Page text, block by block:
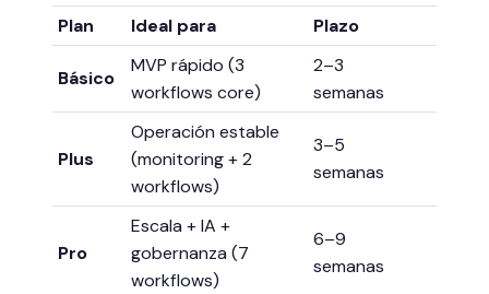
Plan Ideal para Plazo
Básico
MVP rápido (3
workflows core)
2–3
semanas
Plus
Operación estable
(monitoring + 2
workflows)
3–5
semanas
Pro
Escala + IA +
gobernanza (7
workflows)
6–9
semanas